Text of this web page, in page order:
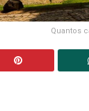
Quantos